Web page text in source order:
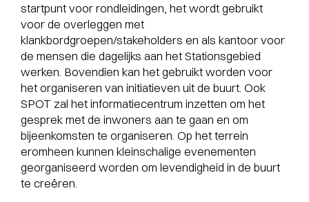
startpunt voor rondleidingen, het wordt gebruikt
voor de overleggen met
klankbordgroepen/stakeholders en als kantoor voor
de mensen die dagelijks aan het Stationsgebied
werken. Bovendien kan het gebruikt worden voor
het organiseren van initiatieven uit de buurt. Ook
SPOT zal het informatiecentrum inzetten om het
gesprek met de inwoners aan te gaan en om
bijeenkomsten te organiseren. Op het terrein
eromheen kunnen kleinschalige evenementen
georganiseerd worden om levendigheid in de buurt
te creëren.